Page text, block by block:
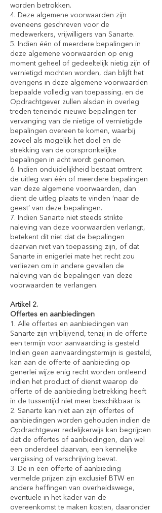
worden betrokken.
4. Deze algemene voorwaarden zijn
eveneens geschreven voor de
medewerkers, vrijwilligers van Sanarte.
5. Indien één of meerdere bepalingen in
deze algemene voorwaarden op enig
moment geheel of gedeeltelijk nietig zijn of
vernietigd mochten worden, dan blijft het
overigens in deze algemene voorwaarden
bepaalde volledig van toepassing. en de
Opdrachtgever zullen alsdan in overleg
treden teneinde nieuwe bepalingen ter
vervanging van de nietige of vernietigde
bepalingen overeen te komen, waarbij
zoveel als mogelijk het doel en de
strekking van de oorspronkelijke
bepalingen in acht wordt genomen.
6. Indien onduidelijkheid bestaat omtrent
de uitleg van één of meerdere bepalingen
van deze algemene voorwaarden, dan
dient de uitleg plaats te vinden ‘naar de
geest’ van deze bepalingen.
7. Indien Sanarte niet steeds strikte
naleving van deze voorwaarden verlangt,
betekent dit niet dat de bepalingen
daarvan niet van toepassing zijn, of dat
Sanarte in enigerlei mate het recht zou
verliezen om in andere gevallen de
naleving van de bepalingen van deze
voorwaarden te verlangen.
Artikel 2.
Offertes en aanbiedingen
1. Alle offertes en aanbiedingen van
Sanarte zijn vrijblijvend, tenzij in de offerte
een termijn voor aanvaarding is gesteld.
Indien geen aanvaardingstermijn is gesteld,
kan aan de offerte of aanbieding op
generlei wijze enig recht worden ontleend
indien het product of dienst waarop de
offerte of de aanbieding betrekking heeft
in de tussentijd niet meer beschikbaar is.
2. Sanarte kan niet aan zijn offertes of
aanbiedingen worden gehouden indien de
Opdrachtgever redelijkerwijs kan begrijpen
dat de offertes of aanbiedingen, dan wel
een onderdeel daarvan, een kennelijke
vergissing of verschrijving bevat.
3. De in een offerte of aanbieding
vermelde prijzen zijn exclusief BTW en
andere heffingen van overheidswege,
eventuele in het kader van de
overeenkomst te maken kosten, daaronder